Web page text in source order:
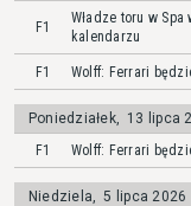
F1
Władze toru w
kalendarzu
F1 Wolff: Ferrari
Poniedziałek, 13 lipca
F1
Wolff: Ferrari
Niedziela, 5 lipca 2026